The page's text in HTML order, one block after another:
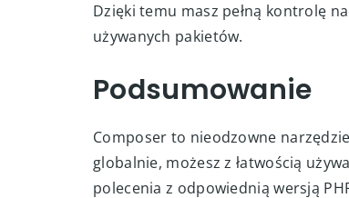
php82 composer.phar require nazwa
Dzięki temu masz pełną kontrolę
używanych pakietów.